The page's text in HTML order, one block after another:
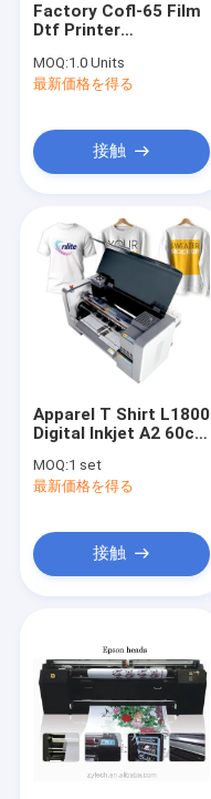
ホーム
製品
Factory Cofl-65 Film
Dtf Printer
Automatic Heater
Transfer Dtf T-shirt
MOQ:1.0 Units
最新価格を得る
接触
Apparel T Shirt L1800
Digital Inkjet A2 60cm
Printer
MOQ:1 set
最新価格を得る
接触